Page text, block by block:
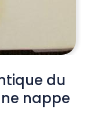
du
nappe